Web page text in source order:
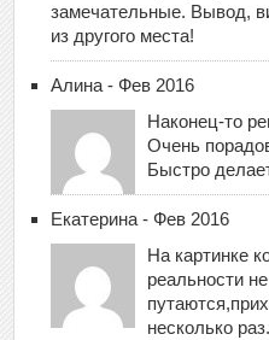
замечательные. Вывод,
из другого места!
Алина - Фев 2016
Наконец-то
Очень
Быстро
Екатерина - Фев 2016
На картинке
реальности
несколько